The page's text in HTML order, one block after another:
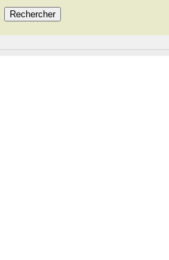
Rechercher